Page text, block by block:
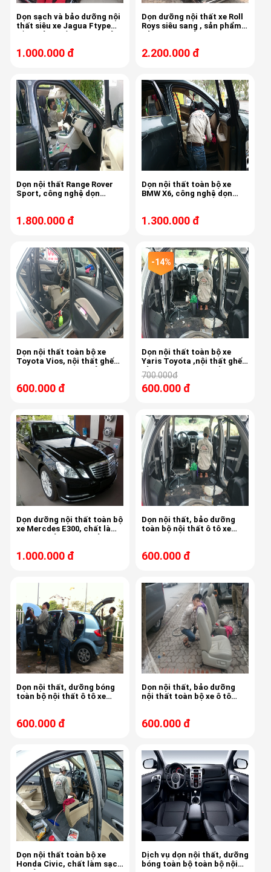
Dọn sạch và bảo dưỡng nội
thất siêu xe Jagua Ftype
1.000.000 đ
Dọn dưỡng nội thất xe Roll
Roys siêu sang , sản phẩm
2.200.000 đ
Dọn nội thất Range Rover
Sport, công nghệ dọn
Sonax, sản xuất tại Đức.
1.800.000 đ
Dọn nội thất toàn bộ xe
BMW X6, công nghệ dọn
Sonax, sản xuất tại Đức.
1.300.000 đ
Dọn nội thất toàn bộ xe
Toyota Vios, nội thất ghế
600.000 đ
-14%
Dọn nội thất toàn bộ xe
Yaris Toyota ,nội thất ghế
nỉ, công nghệ Mỹ , sử dụng
máy dọn nội thất Tornador
chuyên nghiệp
700.000đ
600.000 đ
Dọn dưỡng nội thất toàn bộ
xe Mercdes E300, chất làm
1.000.000 đ
Dọn nội thất, bảo dưỡng
toàn bộ nội thất ô tô xe
600.000 đ
Dọn nội thất, dưỡng bóng
toàn bộ nội thất ô tô xe
600.000 đ
Dọn nội thất, bảo dưỡng
nội thất toàn bộ xe ô tô
600.000 đ
Dọn nội thất toàn bộ xe
Honda Civic, chất làm sạch
Dịch vụ dọn nội thất, dưỡng
bóng toàn bộ toàn bộ nội